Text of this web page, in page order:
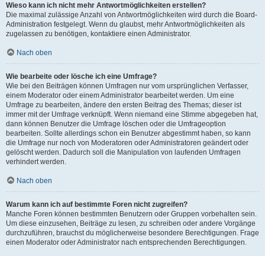
Wieso kann ich nicht mehr Antwortmöglichkeiten erstellen?
Die maximal zulässige Anzahl von Antwortmöglichkeiten wird durch die Board-
Administration festgelegt. Wenn du glaubst, mehr Antwortmöglichkeiten als
zugelassen zu benötigen, kontaktiere einen Administrator.
Nach oben
Wie bearbeite oder lösche ich eine Umfrage?
Wie bei den Beiträgen können Umfragen nur vom ursprünglichen Verfasser,
einem Moderator oder einem Administrator bearbeitet werden. Um eine
Umfrage zu bearbeiten, ändere den ersten Beitrag des Themas; dieser ist
immer mit der Umfrage verknüpft. Wenn niemand eine Stimme abgegeben hat,
dann können Benutzer die Umfrage löschen oder die Umfrageoption
bearbeiten. Sollte allerdings schon ein Benutzer abgestimmt haben, so kann
die Umfrage nur noch von Moderatoren oder Administratoren geändert oder
gelöscht werden. Dadurch soll die Manipulation von laufenden Umfragen
verhindert werden.
Nach oben
Warum kann ich auf bestimmte Foren nicht zugreifen?
Manche Foren können bestimmten Benutzern oder Gruppen vorbehalten sein.
Um diese einzusehen, Beiträge zu lesen, zu schreiben oder andere Vorgänge
durchzuführen, brauchst du möglicherweise besondere Berechtigungen. Frage
einen Moderator oder Administrator nach entsprechenden Berechtigungen.